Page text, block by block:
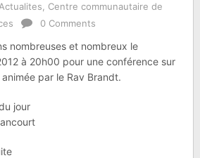
Actualites
Centre communautaire de
0 Comments
nombreuses et nombreux le
à 20h00 pour une conférence sur
par le Rav Brandt.
jour